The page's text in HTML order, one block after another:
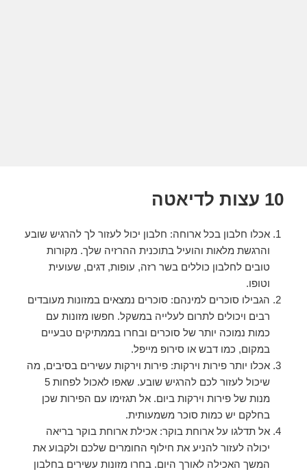
10 עצות לדיאטה
אכלו חלבון בכל ארוחה: חלבון יכול לעזור לך להרגיש שובע
והרגשת מלאות והועיל בתוכנית ההרזיה שלך. מקורות
טובים לחלבון כוללים בשר רזה, עופות, דגים, שעועית
וטופו.
הגבילו סוכרים למינהם: סוכרים נמצאים במזונות מעובדים
רבים ויכולים לתרום לעלייה במשקל. חפשו מזונות עם
כמות נמוכה יותר של סוכרים ובחרו בממתיקים טבעיים
במקום, כמו דבש או סירופ מייפל.
אכלו יותר פירות וירקות: פירות וירקות עשירים בסיבים, מה
שיכול לעזור לכם להרגיש שובע. שאפו לאכול לפחות 5
מנות של פירות וירקות ביום. אל תגזימו עם הפירות שכן
בחלקם יש כמות סוכר משמעותית.
אל תדלגו על ארוחת בוקר: אכילת ארוחת בוקר בריאה
יכולה לעזור להניע את חילוף החומרים שלכם ולקבוע את
המשך האכילה לאורך היום. בחרו מזונות עשירים בחלבון